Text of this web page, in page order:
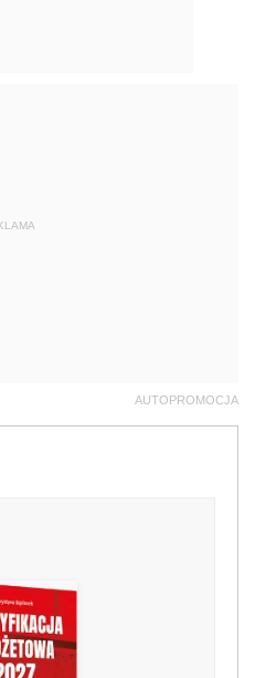
AUTOPROMOCJA